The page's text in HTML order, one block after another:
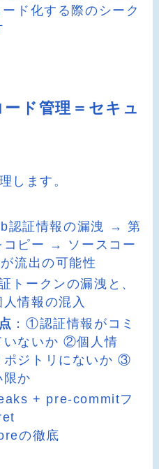
ド化する際のシーク
ド管理＝セキュ
します。
認証情報の漏洩 → 第
コピー → ソースコー
流出の可能性
トークンの漏洩と、
情報の混入
：①認証情報がコミ
いないか ②個人情
ポジトリにないか ③
限か
+ pre-commitフ
の徹底